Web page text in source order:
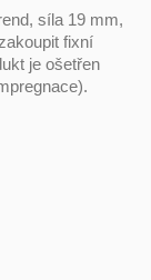
síla 19 mm,
fixní
je ošetřen